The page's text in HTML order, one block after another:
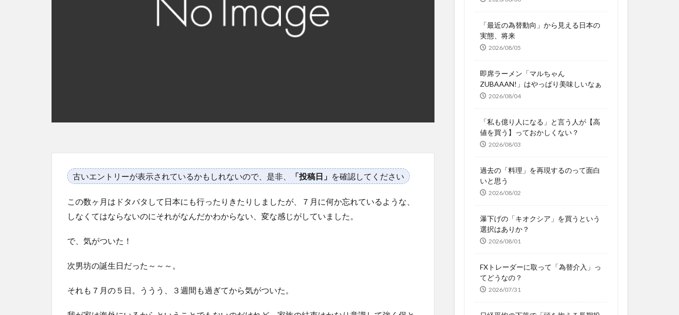
古いエントリーが表示されているかもしれないので、是非、 「投稿日」 を確認してください
この数ヶ月はドタバタして日本にも行ったりきたりしましたが、７月に何か忘れているような、
しなくてはならないのにそれがなんだかわからない、変な感じがしていました。
で、気がついた！
次男坊の誕生日だった～～～。
それも７月の５日。ううう、３週間も過ぎてから気がついた。
「最近の為替動向」から見える日本の
実態、将来
2026/08/05
即席ラーメン「マルちゃん
ZUBAAAN!」はやっぱり美味しいなぁ
2026/08/04
「私も億り人になる」と言う人が【高
値を買う】っておかしくない？
2026/08/03
過去の「料理」を再現するのって面白
いと思う
2026/08/02
瀑下げの「キオクシア」を買うという
選択はありか？
2026/08/01
FXトレーダーに取って「為替介入」っ
てどうなの？
2026/07/31